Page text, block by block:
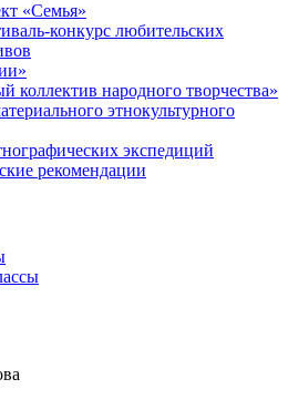
«Семья»
конкурс любительских
коллектив народного творчества»
этнокультурного
экспедиций
рекомендации